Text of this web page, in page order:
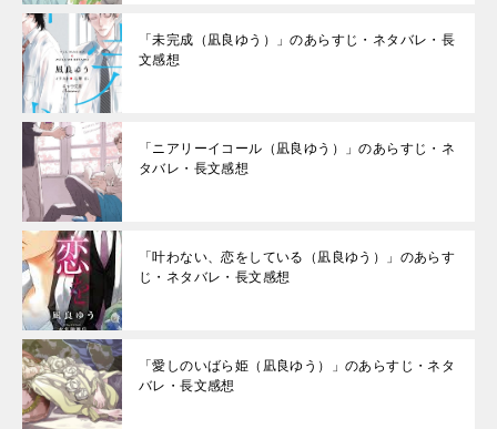
「未完成（凪良ゆう）」のあらすじ・ネタバレ・長
文感想
「ニアリーイコール（凪良ゆう）」のあらすじ・ネ
タバレ・長文感想
「叶わない、恋をしている（凪良ゆう）」のあらす
じ・ネタバレ・長文感想
「愛しのいばら姫（凪良ゆう）」のあらすじ・ネタ
バレ・長文感想